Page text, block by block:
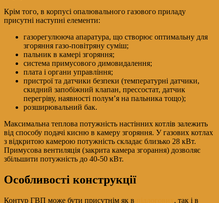
Крім того, в корпусі опалювального газового приладу
присутні наступні елементи:
газорегулююча апаратура, що створює оптимальну для
згоряння газо-повітряну суміш;
пальник в камері згоряння;
система примусового димовидалення;
плата і органи управління;
пристрої та датчики безпеки (температурні датчики,
скидний запобіжний клапан, прессостат, датчик
перегріву, наявності полум’я на пальника тощо);
розширювальний бак.
Максимальна теплова потужність настінних котлів залежить
від способу подачі кисню в камеру згоряння. У газових котлах
з відкритою камерою потужність складає близько 28 кВт.
Примусова вентиляція (закрита камера згорання) дозволяє
збільшити потужність до 40-50 кВт.
Особливості конструкції
Контур ГВП може бути присутнім як в
, так і в